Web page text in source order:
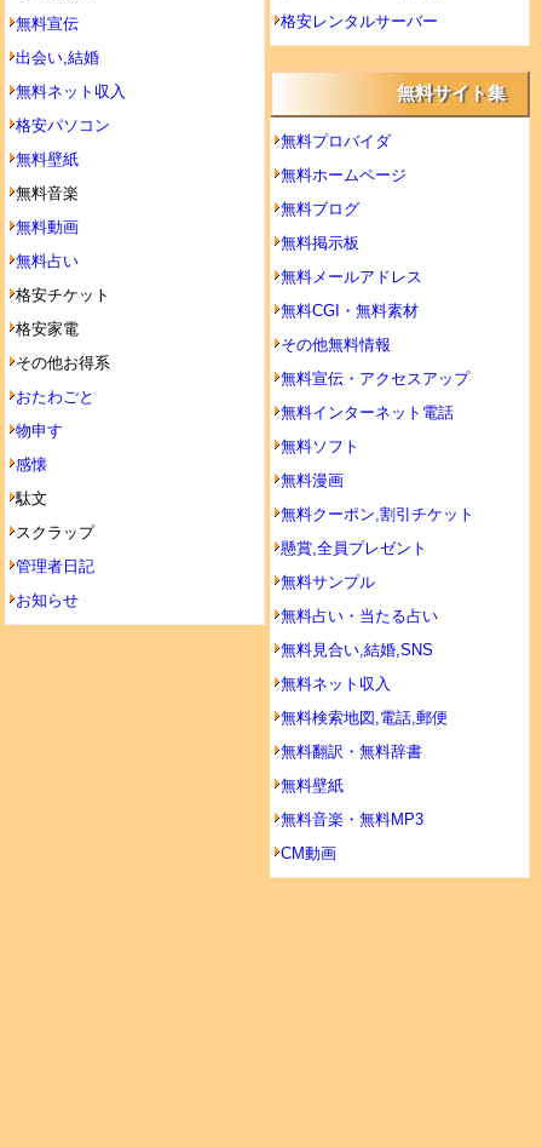
無料宣伝
出会い,結婚
無料ネット収入
格安パソコン
無料壁紙
無料音楽
無料動画
無料占い
格安チケット
格安家電
その他お得系
おたわごと
物申す
感懐
駄文
スクラップ
管理者日記
お知らせ
格安レンタルサーバー
無料サイト集
無料プロバイダ
無料ホームページ
無料ブログ
無料掲示板
無料メールアドレス
無料CGI・無料素材
その他無料情報
無料宣伝・アクセスアップ
無料インターネット電話
無料ソフト
無料漫画
無料クーポン,割引チケット
懸賞,全員プレゼント
無料サンプル
無料占い・当たる占い
無料見合い,結婚,SNS
無料ネット収入
無料検索地図,電話,郵便
無料翻訳・無料辞書
無料壁紙
無料音楽・無料MP3
CM動画